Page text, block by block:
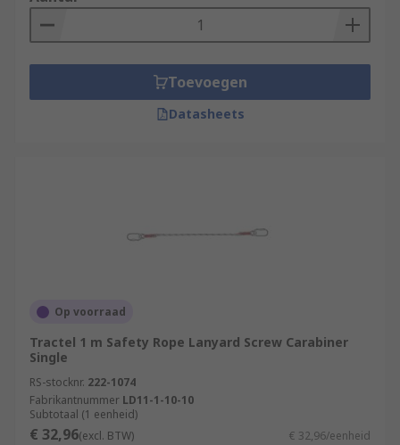
Toevoegen
Datasheets
Op voorraad
Tractel 1 m Safety Rope Lanyard Screw Carabiner
Single
RS-stocknr. 222-1074
Fabrikantnummer LD11-1-10-10
Subtotaal (1 eenheid)
€ 32,96(excl. BTW) € 32,96/eenheid